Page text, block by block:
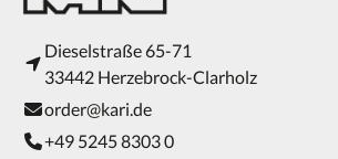
Dieselstraße 65-71
33442 Herzebrock-Clarholz
order@kari.de
+49 5245 8303 0